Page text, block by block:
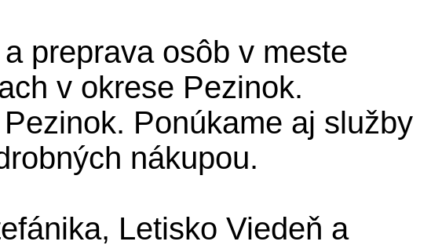
preprava osôb v meste
v okrese Pezinok.
Ponúkame aj služby
nákupou.
Letisko Viedeň a